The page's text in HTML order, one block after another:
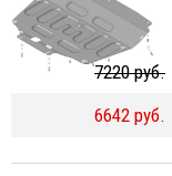
7220 руб.
6642 руб.